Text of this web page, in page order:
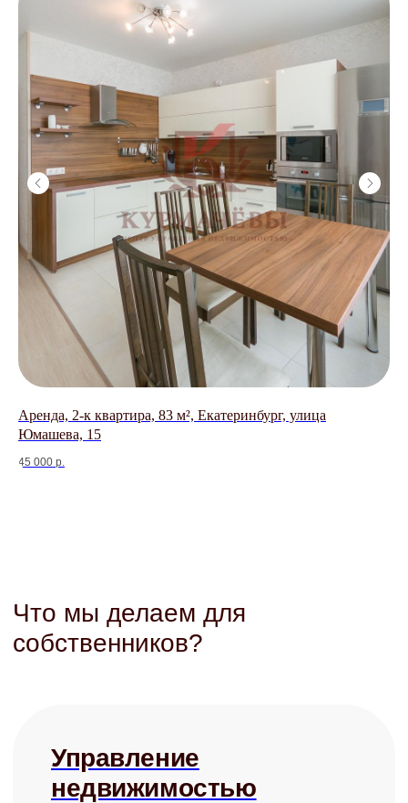
Аренда, 2-к квартира, 83 м², Екатеринбург, улица
Юмашева, 15
45 000 р.
Управление
недвижимостью
Точный анализ рынка
/Организация ремонта
/Мебелировка квартиры под ключ
От 3 700 ₽
Подготовка
к сдаче
/Анализ рынка
/Меблировка под ключ
/От 5 000 ₽
Юридическая
защита